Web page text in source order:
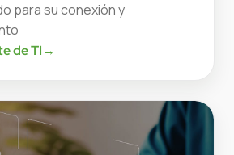
para su conexión y
de TI→